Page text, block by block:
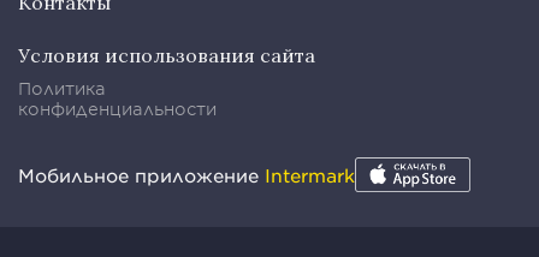
Условия использования сайта
Политика
конфиденциальности
Мобильное приложение Intermark